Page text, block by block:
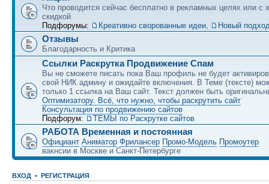
Что проводится сейчас бесплатно в рекламных целях или с
скидкой
Подфорумы:
Креативно сворованные идеи, Новый
Отзывы
Благодарность и Критика
Ссылки Раскрутка Продвижение Спам
Вы не сможете писать пока Ваш профиль не будет
свой НИК админу и ожидайте включения. В Теме (тексте)
только 1 ссылка на Ваш сайт. Текст должен быть
Оптимизатору. Всё, что нужно, чтобы раскрутить сайт
Консультация по продвижению сайтов
Подфорум:
ТЕМЫ по Раскрутке сайтов
РАБОТА Временная и постоянная
Официант Аниматор Фрилансер Промо-Модель Промоутер
вакнсии в Москве и Санкт-Петербурге
ВХОД • РЕГИСТРАЦИЯ